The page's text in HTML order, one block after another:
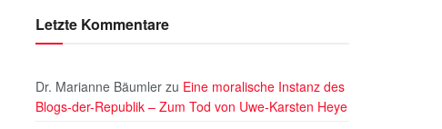
Letzte Kommentare
Dr. Marianne Bäumler zu Eine moralische Instanz des
Blogs-der-Republik – Zum Tod von Uwe-Karsten Heye